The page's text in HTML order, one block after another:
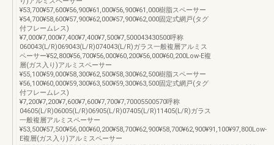
¥53,700¥57,600¥56,900¥61,000¥56,900¥61,000樹脂スペーサー
¥54,700¥58,600¥57,900¥62,000¥57,900¥62,000固定式網戸(タグ
付フレームレス)
¥7,000¥7,000¥7,400¥7,400¥7,500¥7,500043430500呼称
060043(L/R)069043(L/R)074043(L/R)ガラス一般複層アルミス
ペーサー¥52,800¥56,700¥56,000¥60,200¥56,000¥60,200Low-E複
層(ガス入り)アルミスペーサー
¥55,100¥59,000¥58,300¥62,500¥58,300¥62,500樹脂スペーサー
¥56,100¥60,000¥59,300¥63,500¥59,300¥63,500固定式網戸(タグ
付フレームレス)
¥7,200¥7,200¥7,600¥7,600¥7,700¥7,70005500570呼称
04605(L/R)06005(L/R)06905(L/R)07405(L/R)11405(L/R)ガラス
一般複層アルミスペーサー
¥53,500¥57,500¥56,000¥60,200¥58,700¥62,900¥58,700¥62,900¥91,100¥97,800Low-
E複層(ガス入り)アルミスペーサー